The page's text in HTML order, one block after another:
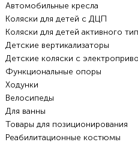
Автомобильные кресла
Коляски для детей с ДЦП
Коляски для детей активного
Детские вертикализаторы
Детские коляски с
Функциональные опоры
Ходунки
Велосипеды
Для ванны
Товары для позиционирования
Реабилитационные костюмы